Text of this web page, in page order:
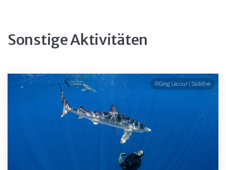
Sonstige Aktivitäten
©Greg Lecour | Saildive